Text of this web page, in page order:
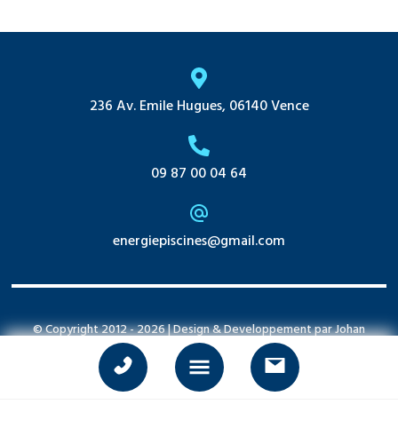
236 Av. Emile Hugues, 06140 Vence
09 87 00 04 64
energiepiscines@gmail.com
© Copyright 2012 -2026| Design & Developpement parJohan
| Tous droits réservés | Propulsé par Sanity & Gatsby
Mentions légales